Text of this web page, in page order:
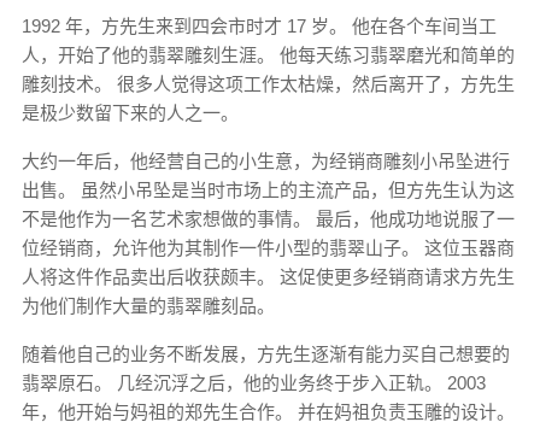
1992 年，方先生来到四会市时才 17 岁。 他在各个车间当工
人，开始了他的翡翠雕刻生涯。 他每天练习翡翠磨光和简单的
雕刻技术。 很多人觉得这项工作太枯燥，然后离开了，方先生
是极少数留下来的人之一。
大约一年后，他经营自己的小生意，为经销商雕刻小吊坠进行
出售。 虽然小吊坠是当时市场上的主流产品，但方先生认为这
不是他作为一名艺术家想做的事情。 最后，他成功地说服了一
位经销商，允许他为其制作一件小型的翡翠山子。 这位玉器商
人将这件作品卖出后收获颇丰。 这促使更多经销商请求方先生
为他们制作大量的翡翠雕刻品。
随着他自己的业务不断发展，方先生逐渐有能力买自己想要的
翡翠原石。 几经沉浮之后，他的业务终于步入正轨。 2003
年，他开始与妈祖的郑先生合作。 并在妈祖负责玉雕的设计。